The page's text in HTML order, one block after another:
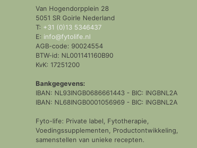
Van Hogendorpplein 28
5051 SR Goirle Nederland
T: +31 (0)13 5346437
E: info@fytolife.nl
AGB-code: 90024554
BTW-id: NL001141160B90
KvK: 17251200
Bankgegevens:
IBAN: NL93INGB0686661443 - BIC: INGBNL2A
IBAN: NL68INGB0001056969 - BIC: INGBNL2A
Fyto-life: Private label, Fytotherapie,
Voedingssupplementen, Productontwikkeling,
samenstellen van unieke recepten.